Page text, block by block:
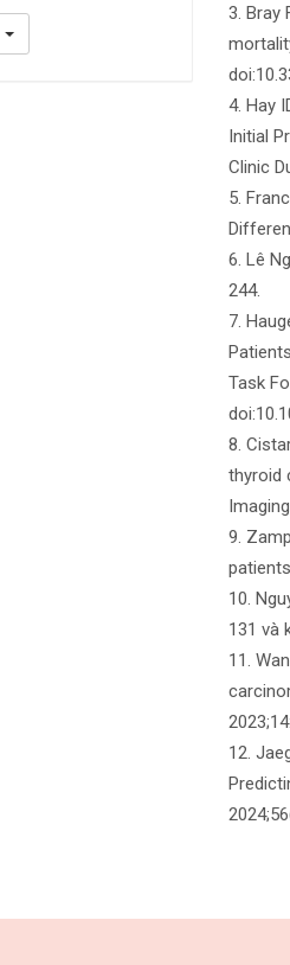
3. Bray
4. Hay
Initial
Clinic
5.
6. Lê
244.
7.
Task
8.
thyroid
9.
10.
131 và
11.
12.